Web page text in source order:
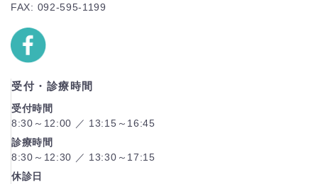
FAX: 092-595-1199
受付・診療時間
受付時間
8:30～12:00 ／ 13:15～16:45
診療時間
8:30～12:30 ／ 13:30～17:15
休診日